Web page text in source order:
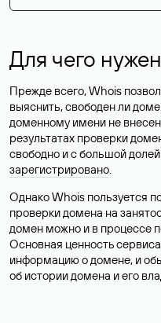
Для чего
Прежде всего, Whois
выяснить, свободен ли
доменному имени не
результатах проверки
свободно и с большой
зарегистрировано.
Однако Whois пользуется
проверки домена на
домен можно и в процессе
Основная ценность
информацию о домене, и
об истории домена и его